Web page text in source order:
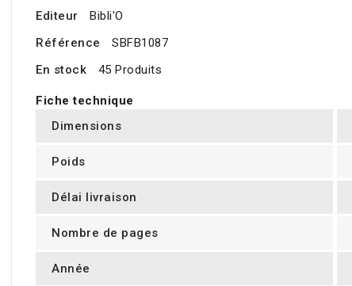
Editeur
Bibli'O
Référence
SBFB1087
En stock
45 Produits
Fiche technique
Dimensions
Poids
Délai livraison
Nombre de pages
Année